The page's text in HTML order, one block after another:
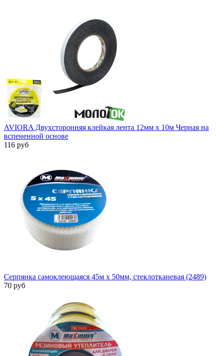
AVIORA Двухсторонняя клейкая лента 12мм х 10м Черная на
вспененной основе
116 руб
Серпянка самоклеющаяся 45м x 50мм, стеклотканевая (2489)
70 руб